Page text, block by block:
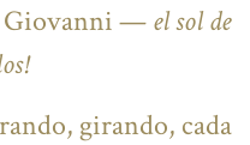
—el sol de
girando, cada